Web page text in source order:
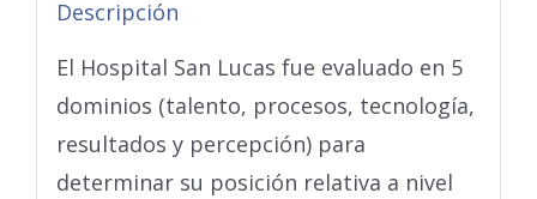
Descripción
El Hospital San Lucas fue evaluado en 5
dominios (talento, procesos, tecnología,
resultados y percepción) para
determinar su posición relativa a nivel